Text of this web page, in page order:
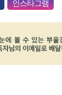
인스타그램